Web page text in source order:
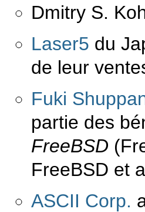
Dmitry S.
Laser5 du
de leur
Fuki
partie des
FreeBSD
FreeBSD et
ASCII Corp.